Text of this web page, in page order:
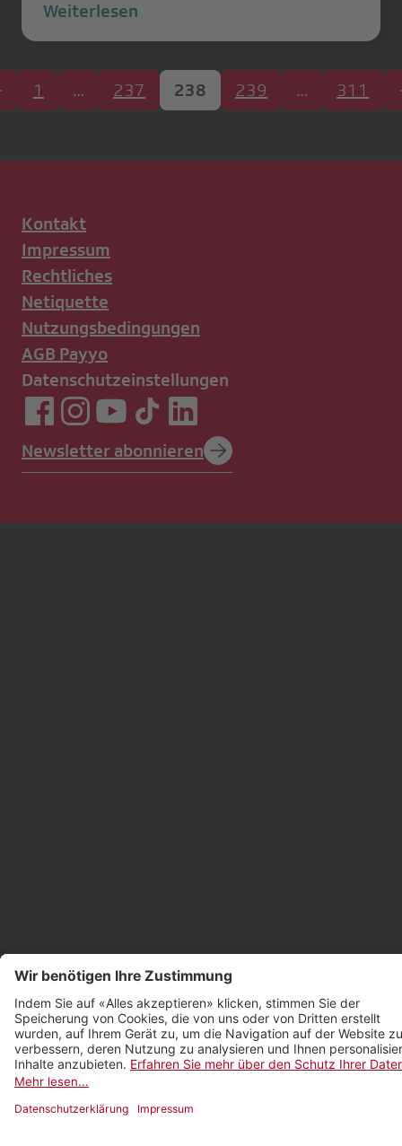
Weiterlesen
1 … 237 238 239 … 311
Kontakt
Impressum
Rechtliches
Netiquette
Nutzungsbedingungen
AGB Payyo
Datenschutzeinstellungen
Newsletter abonnieren